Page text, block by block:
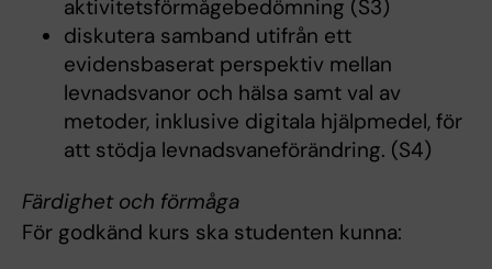
aktivitetsförmågebedömning (S3)
diskutera samband utifrån ett
evidensbaserat perspektiv mellan
levnadsvanor och hälsa samt val av
metoder, inklusive digitala hjälpmedel, för
att stödja levnadsvaneförändring. (S4)
Färdighet och förmåga
För godkänd kurs ska studenten kunna: